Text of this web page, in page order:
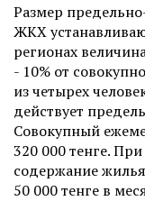
Размер
ЖКХ
регионах
- 10% от
из четырех
действует
Совокупный
320 000 тенге.
содержание
50 000 тенге в